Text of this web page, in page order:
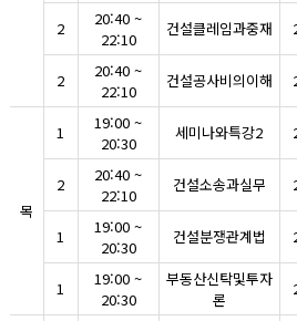
2
20:40 ~
22:10
건설클레임과중재
2
20:40 ~
22:10
건설공사비의이해
목
1
19:00 ~
20:30
세미나와특강2
2
20:40 ~
22:10
건설소송과실무
1
19:00 ~
20:30
건설분쟁관계법
1
19:00 ~
20:30
부동산신탁및투자
론